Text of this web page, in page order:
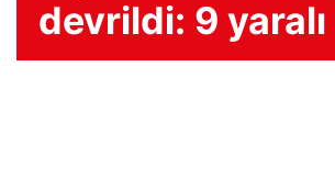
devrildi: 9 yaralı